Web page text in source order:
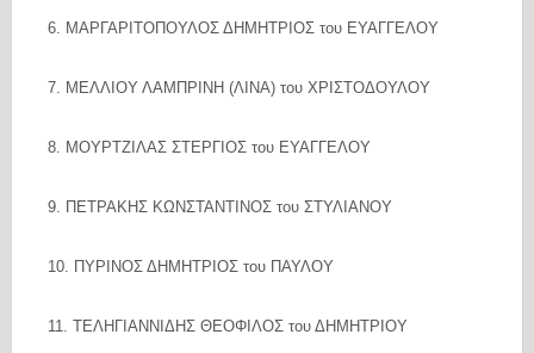
6. ΜΑΡΓΑΡΙΤΟΠΟΥΛΟΣ ΔΗΜΗΤΡΙΟΣ του ΕΥΑΓΓΕΛΟΥ
7. ΜΕΛΛΙΟΥ ΛΑΜΠΡΙΝΗ (ΛΙΝΑ) του ΧΡΙΣΤΟΔΟΥΛΟΥ
8. ΜΟΥΡΤΖΙΛΑΣ ΣΤΕΡΓΙΟΣ του ΕΥΑΓΓΕΛΟΥ
9. ΠΕΤΡΑΚΗΣ ΚΩΝΣΤΑΝΤΙΝΟΣ του ΣΤΥΛΙΑΝΟΥ
10. ΠΥΡΙΝΟΣ ΔΗΜΗΤΡΙΟΣ του ΠΑΥΛΟΥ
11. ΤΕΛΗΓΙΑΝΝΙΔΗΣ ΘΕΟΦΙΛΟΣ του ΔΗΜΗΤΡΙΟΥ